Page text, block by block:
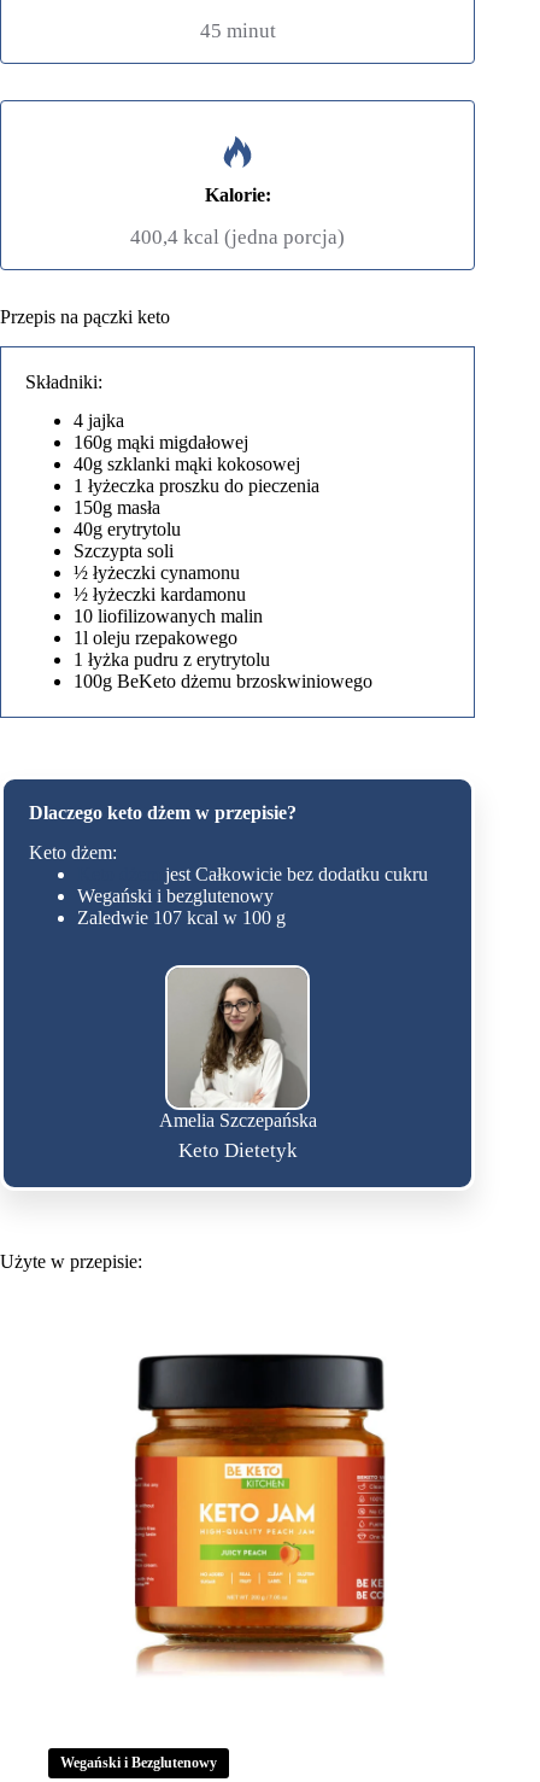
45 minut
Kalorie:
400,4 kcal (jedna porcja)
Przepis na pączki keto
Składniki:
4 jajka
160g mąki migdałowej
40g szklanki mąki kokosowej
1 łyżeczka proszku do pieczenia
150g masła
40g erytrytolu
Szczypta soli
½ łyżeczki cynamonu
½ łyżeczki kardamonu
10 liofilizowanych malin
1l oleju rzepakowego
1 łyżka pudru z erytrytolu
100g BeKeto dżemu brzoskwiniowego
Dlaczego keto dżem w przepisie?
Keto dżem:
jest Całkowicie bez dodatku cukru
Wegański i bezglutenowy
Zaledwie 107 kcal w 100 g
Amelia Szczepańska
Keto Dietetyk
Użyte w przepisie:
Wegański i Bezglutenowy